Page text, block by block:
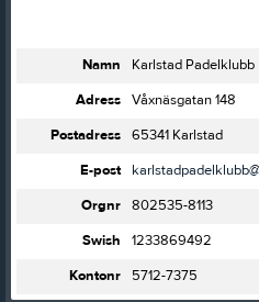
Namn
Karlstad Padelklubb
Adress
Våxnäsgatan 148
Postadress
65341 Karlstad
E-post
Orgnr
802535-8113
Swish
1233869492
Kontonr
5712-7375